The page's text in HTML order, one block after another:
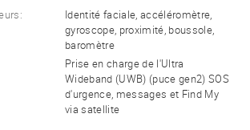
Identité faciale, accéléromètre,
gyroscope, proximité, boussole,
baromètre
Prise en charge de l'Ultra
Wideband (UWB) (puce gen2) SOS
d'urgence, messages et Find My
via satellite